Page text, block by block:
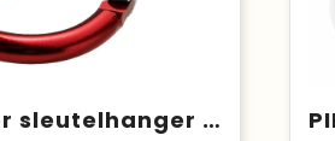
Timor sleutelhanger met karabijnhaak